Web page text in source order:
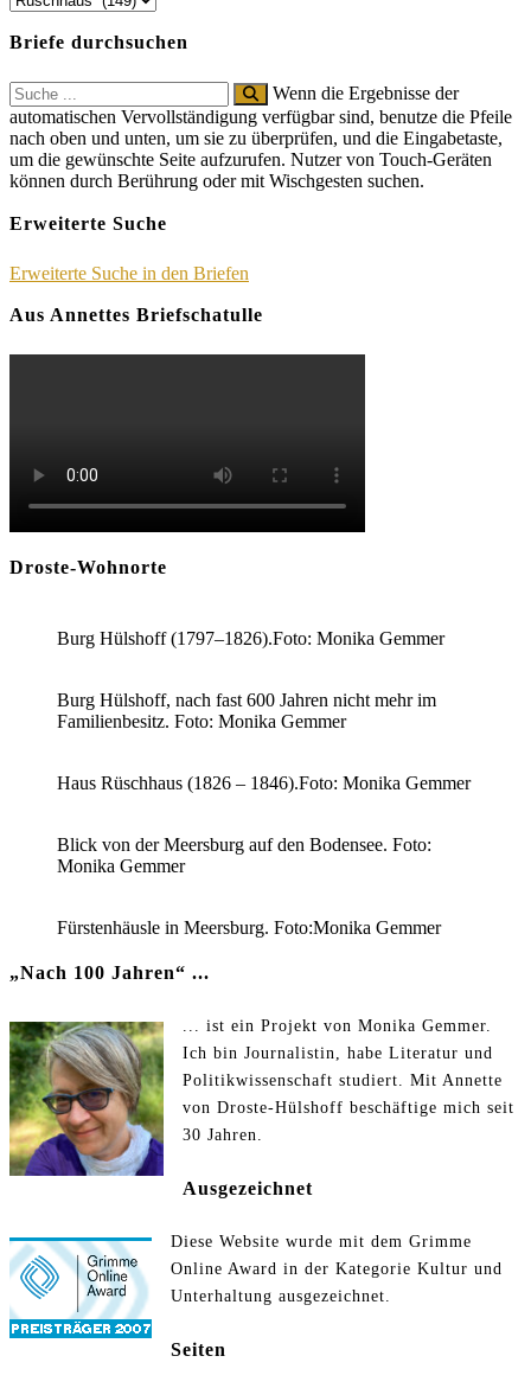
Briefe durchsuchen
Search
for:
Wenn die Ergebnisse der
automatischen Vervollständigung verfügbar sind, benutze die Pfeile
nach oben und unten, um sie zu überprüfen, und die Eingabetaste,
um die gewünschte Seite aufzurufen. Nutzer von Touch-Geräten
können durch Berührung oder mit Wischgesten suchen.
Erweiterte Suche
Erweiterte Suche in den Briefen
Aus Annettes Briefschatulle
Droste-Wohnorte
Burg Hülshoff (1797–1826).Foto: Monika Gemmer
Burg Hülshoff, nach fast 600 Jahren nicht mehr im
Familienbesitz. Foto: Monika Gemmer
Haus Rüschhaus (1826 – 1846).Foto: Monika Gemmer
Blick von der Meersburg auf den Bodensee. Foto:
Monika Gemmer
Fürstenhäusle in Meersburg. Foto:Monika Gemmer
„Nach 100 Jahren“ ...
... ist ein Projekt von Monika Gemmer.
Ich bin Journalistin, habe Literatur und
Politikwissenschaft studiert. Mit Annette
von Droste-Hülshoff beschäftige mich seit
30 Jahren.
Ausgezeichnet
Diese Website wurde mit dem Grimme
Online Award in der Kategorie Kultur und
Unterhaltung ausgezeichnet.
Seiten